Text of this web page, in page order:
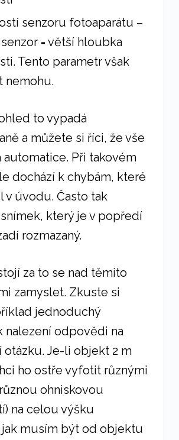
senzoru fotoaparátu –
= větší hloubka
Tento parametr však
nemohu.
to vypadá
a můžete si říci, že vše
automatice. Při takovém
dochází k chybám, které
v úvodu. Často tak
který je v popředí
rozmazaný.
za to se nad těmito
zamyslet. Zkuste si
jednoduchý
nalezení odpovědi na
otázku. Je-li objekt 2 m
ho ostře vyfotit různými
ohniskovou
na celou výšku
musím být od objektu